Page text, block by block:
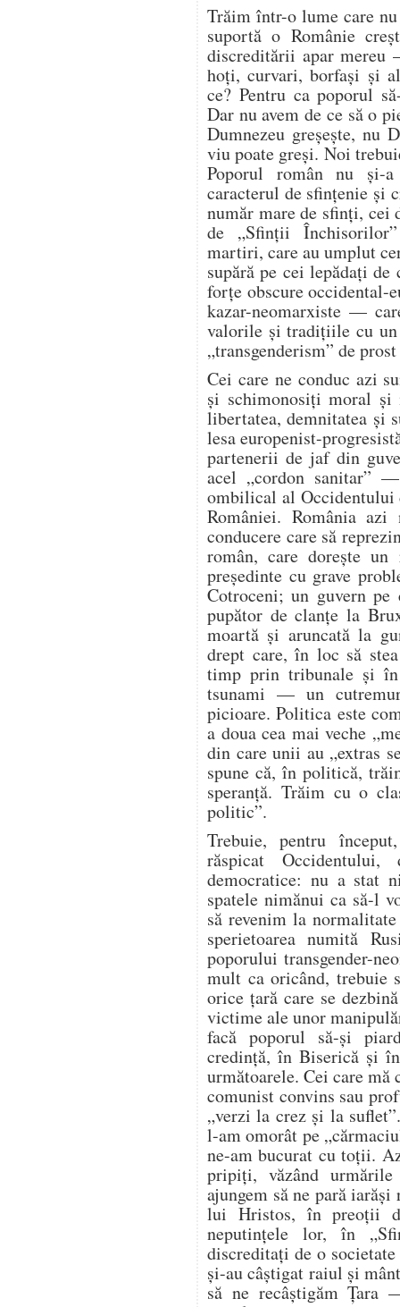
Trăim într-o lume care
suportă o Românie
discreditării apar
hoți, curvari, borfași și
ce? Pentru ca poporul
Dar nu avem de ce să o
Dumnezeu greșește, nu
viu poate greși. Noi
Poporul român nu și-
caracterul de sfințenie și
număr mare de sfinți, cei
de „Sfinții
martiri, care au umplut
supără pe cei lepădați
forțe obscure
kazar-neomarxiste —
valorile și tradițiile cu un
„transgenderism” de
Cei care ne conduc azi
și schimonosiți moral și
libertatea, demnitatea și
lesa europenist-
partenerii de jaf din
acel „cordon sanitar”
ombilical al Occidentului
României. România
conducere care să
român, care dorește
președinte cu grave
Cotroceni; un guvern
pupător de clanțe la
moartă și aruncată la
drept care, în loc să
timp prin tribunale și
tsunami — un
picioare. Politica este
a doua cea mai veche
din care unii au „extras
spune că, în politică,
speranță. Trăim cu o
politic”.
Trebuie, pentru
răspicat
democratice: nu a stat
spatele nimănui ca să-l
să revenim la
sperietoarea numită
poporului transgender-
mult ca oricând, trebuie
orice țară care se
victime ale unor
facă poporul să-și
credință, în Biserică și
următoarele. Cei care mă
comunist convins sau
„verzi la crez și la
l-am omorât pe
ne-am bucurat cu toții.
pripiți, văzând
ajungem să ne pară
lui Hristos, în preoții
neputințele lor, în
discreditați de o
și-au câștigat raiul și
să ne recâștigăm